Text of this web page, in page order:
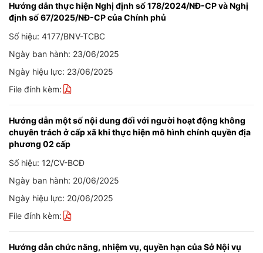
Hướng dẫn thực hiện Nghị định số 178/2024/NĐ-CP và Nghị
định số 67/2025/NĐ-CP của Chính phủ
Số hiệu: 4177/BNV-TCBC
Ngày ban hành: 23/06/2025
Ngày hiệu lực: 23/06/2025
File đính kèm:
Hướng dẫn một số nội dung đối với người hoạt động không
chuyên trách ở cấp xã khi thực hiện mô hình chính quyền địa
phương 02 cấp
Số hiệu: 12/CV-BCĐ
Ngày ban hành: 20/06/2025
Ngày hiệu lực: 20/06/2025
File đính kèm:
Hướng dẫn chức năng, nhiệm vụ, quyền hạn của Sở Nội vụ